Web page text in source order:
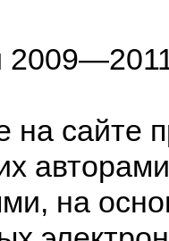
сайте
на